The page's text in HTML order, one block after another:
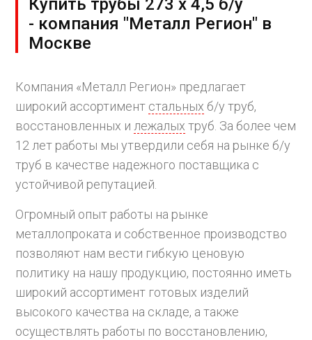
Купить трубы 273 х 4,5 б/у
- компания "Металл Регион" в
Москве
Компания «Металл Регион» предлагает
широкий ассортимент стальных б/у труб,
восстановленных и лежалых труб. За более чем
12 лет работы мы утвердили себя на рынке б/у
труб в качестве надежного поставщика с
устойчивой репутацией.
Огромный опыт работы на рынке
металлопроката и собственное производство
позволяют нам вести гибкую ценовую
политику на нашу продукцию, постоянно иметь
широкий ассортимент готовых изделий
высокого качества на складе, а также
осуществлять работы по восстановлению,